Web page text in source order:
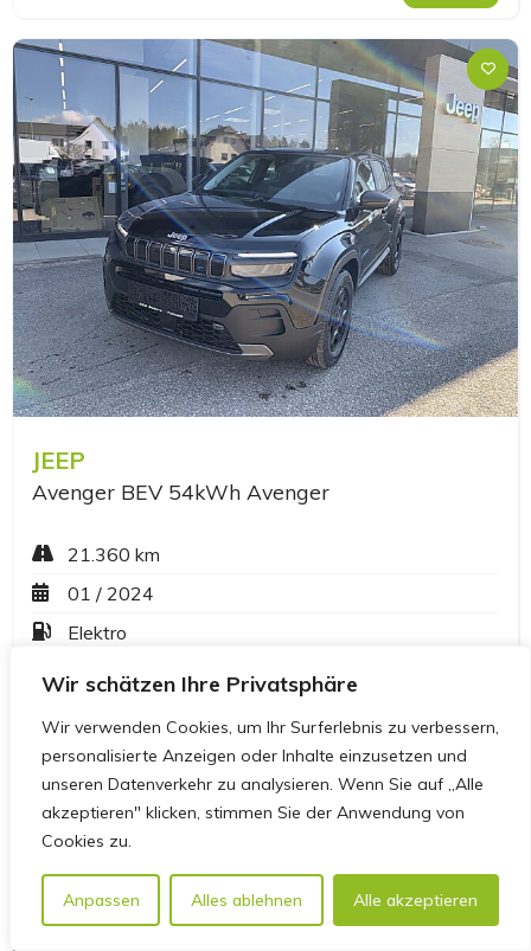
Wir schätzen Ihre Privatsphäre
Wir verwenden Cookies, um Ihr Surferlebnis zu verbessern,
personalisierte Anzeigen oder Inhalte einzusetzen und
unseren Datenverkehr zu analysieren. Wenn Sie auf „Alle
akzeptieren" klicken, stimmen Sie der Anwendung von
Cookies zu.
Anpassen Alles ablehnen Alle akzeptieren